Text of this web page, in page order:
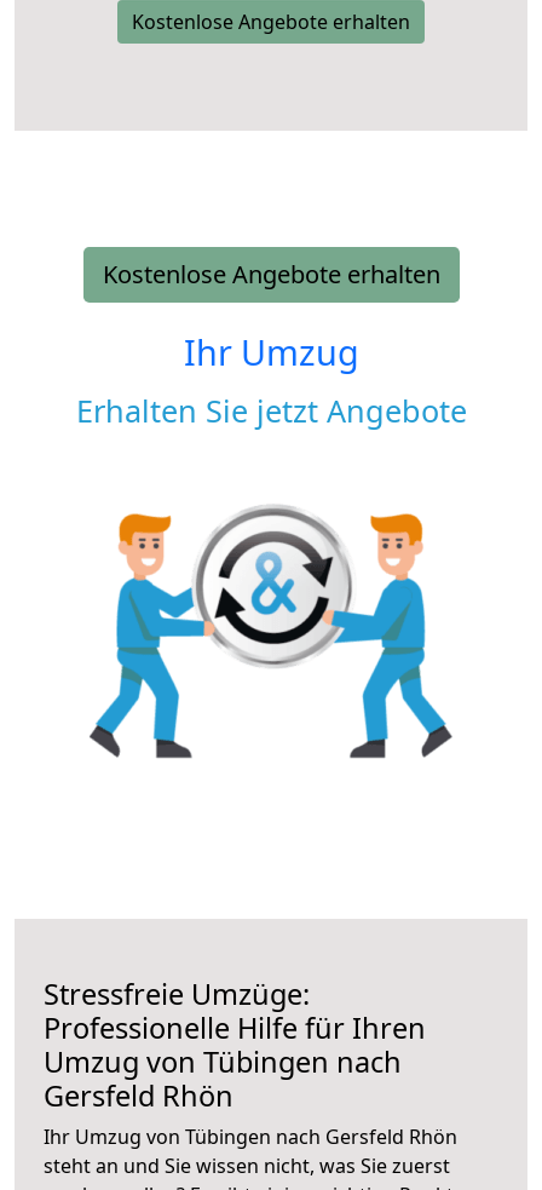
Kostenlose Angebote erhalten
Kostenlose Angebote erhalten
Ihr Umzug
Erhalten Sie jetzt Angebote
Stressfreie Umzüge:
Professionelle Hilfe für Ihren
Umzug von Tübingen nach
Gersfeld Rhön
Ihr Umzug von Tübingen nach Gersfeld Rhön
steht an und Sie wissen nicht, was Sie zuerst